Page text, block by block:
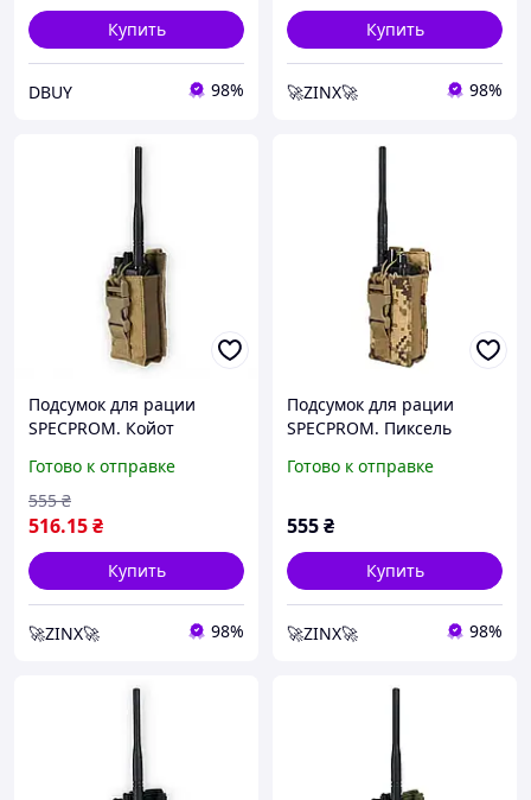
Купить
DBUY 98%
Купить
🚀ZINX🚀 98%
Подсумок для рации
SPECPROM. Койот
Готово к отправке
516.15₴
555 ₴
Купить
🚀ZINX🚀 98%
Подсумок для рации
SPECPROM. Пиксель
Готово к отправке
555₴
Купить
🚀ZINX🚀 98%